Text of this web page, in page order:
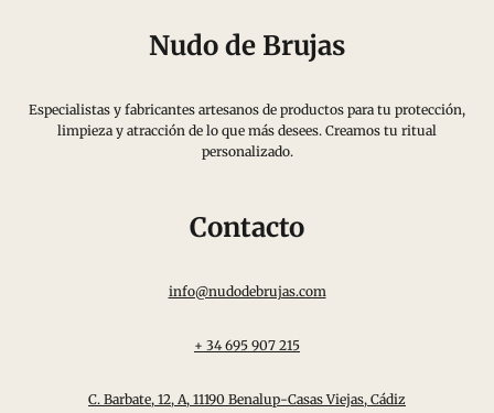
Nudo de Brujas
Especialistas y fabricantes artesanos de productos para tu protección,
limpieza y atracción de lo que más desees. Creamos tu ritual
personalizado.
Contacto
info@nudodebrujas.com
+ 34 695 907 215
C. Barbate, 12, A, 11190 Benalup-Casas Viejas, Cádiz